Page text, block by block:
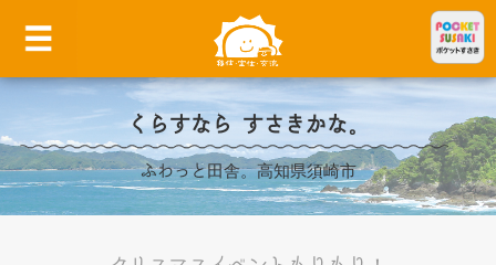
くらすなら すさきかな。
ふわっと田舎。高知県須崎市